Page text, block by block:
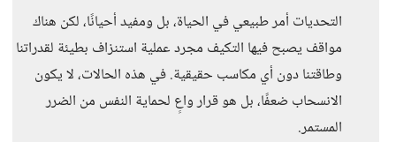
التحديات أمر طبيعي في الحياة، بل ومفيد أحيانًا، لكن هناك
مواقف يصبح فيها التكيف مجرد عملية استنزاف بطيئة لقدراتنا
وطاقتنا دون أي مكاسب حقيقية. في هذه الحالات، لا يكون
الانسحاب ضعفًا، بل هو قرار واعٍ لحماية النفس من الضرر
المستمر.